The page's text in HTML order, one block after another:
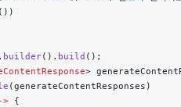
())
builder(). build ();
>
(generateContentResponses)
-> {